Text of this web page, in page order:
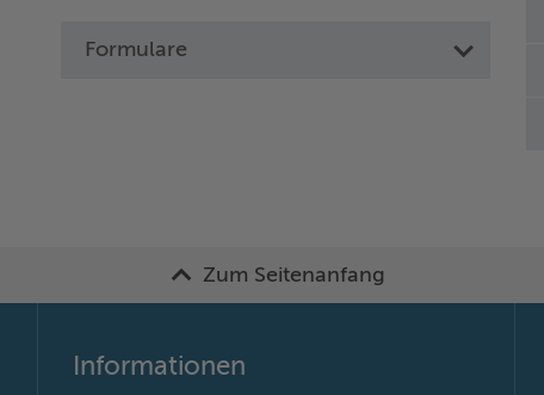
Formulare
Zum Seitenanfang
Informationen